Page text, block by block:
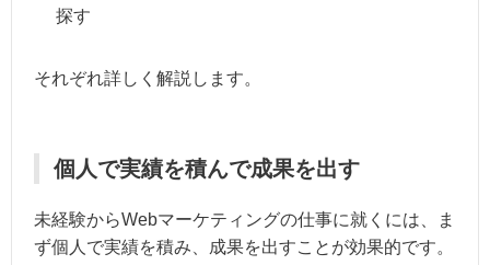
探す
それぞれ詳しく解説します。
個人で実績を積んで成果を出す
未経験からWebマーケティングの仕事に就くには、ま
ず個人で実績を積み、成果を出すことが効果的です。